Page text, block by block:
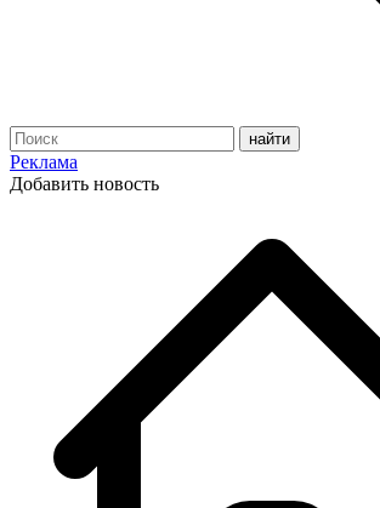
Реклама
Добавить новость